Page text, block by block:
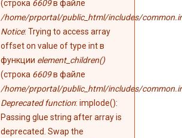
(строка 6609в файле
/home/prportal/public_html/includes/
Notice: Trying to access array
offset on value of type int в
функции element_children()
(строка 6609в файле
/home/prportal/public_html/includes/
Deprecated function: implode():
Passing glue string after array is
deprecated. Swap the